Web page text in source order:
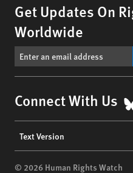
Get Updates On
Worldwide
Connect With Us
menu
Text Version
© 2026 Human Rights Watch